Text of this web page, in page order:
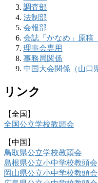
調査部
法制部
会報部
会誌「かなめ」原稿
理事会専用
事務局関係
中国大会関係（山口
リンク
【全国】
全国公立学校教頭会
【中国】
鳥取県公立学校教頭会
島根県公立小中学校教頭会
岡山県公立小中学校教頭会